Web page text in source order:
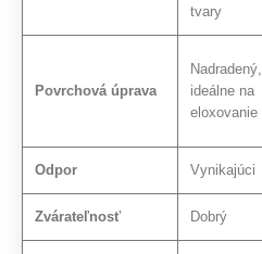
tvary
Povrchová úprava
Nadradený,
ideálne na
eloxovanie
Odpor Vynikajúci
Zvárateľnosť Dobrý